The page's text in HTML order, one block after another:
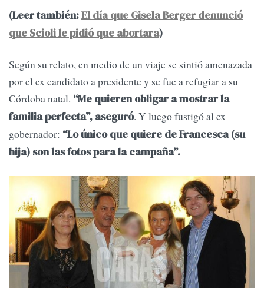
(Leer también:El día que Gisela Berger denunció
que Scioli le pidió que abortara)
Según su relato, en medio de un viaje se sintió amenazada
por el ex candidato a presidente y se fue a refugiar a su
Córdoba natal. “Me quieren obligar a mostrar la
familia perfecta”, aseguró. Y luego fustigó al ex
gobernador: “Lo único que quiere de Francesca (su
hija) son las fotos para la campaña”.